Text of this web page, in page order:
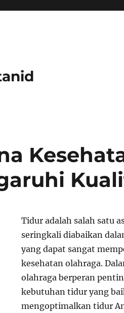
Tidur adalah salah satu
seringkali diabaikan
yang dapat sangat
kesehatan olahraga.
olahraga berperan
kebutuhan tidur yang
mengoptimalkan tidur